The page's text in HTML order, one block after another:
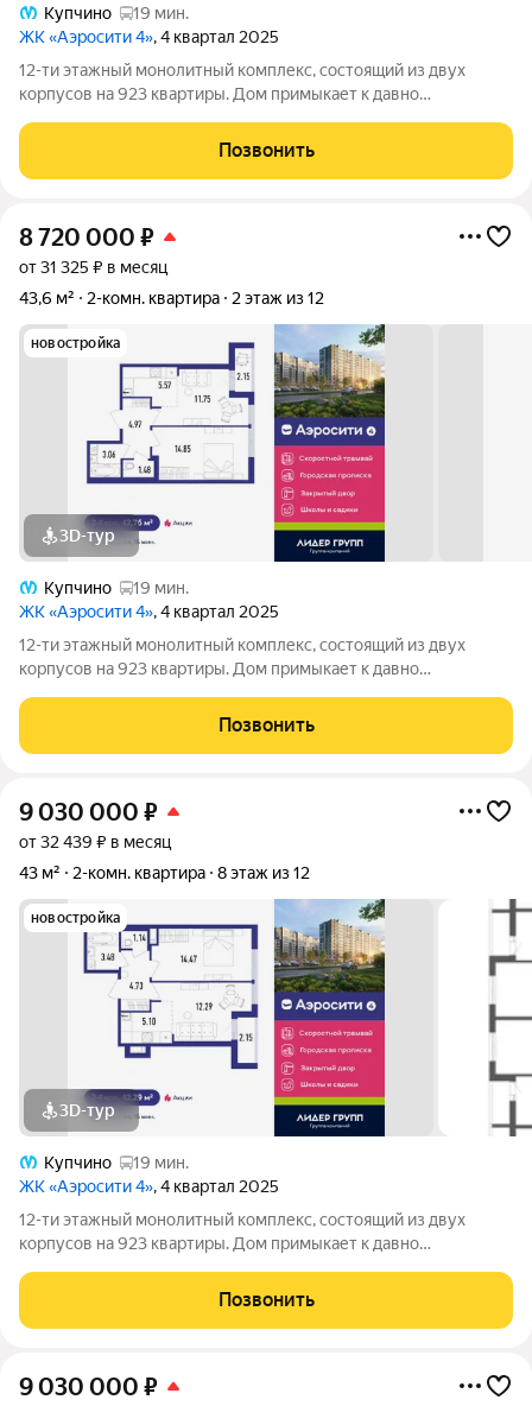
Купчино
19 мин.
ЖК «Аэросити 4», 4 квартал 2025
12-ти этажный монолитный комплекс, состоящий из двух
корпусов на 923 квартиры. Дом примыкает к давно
остановки общественного транспорта, магазины и социальные
учреждения. В составе проекта возводится
Позвонить
8 720 000 ₽
от 31 325 ₽ в месяц
43,6 м²
2-комн. квартира 2 этаж из 12
новостройка
3D-тур
Купчино
19 мин.
ЖК «Аэросити 4», 4 квартал 2025
12-ти этажный монолитный комплекс, состоящий из двух
корпусов на 923 квартиры. Дом примыкает к давно
остановки общественного транспорта, магазины и социальные
учреждения. В составе проекта возводится
Позвонить
9 030 000 ₽
от 32 439 ₽ в месяц
43 м²
2-комн. квартира 8 этаж из 12
новостройка
3D-тур
Купчино
19 мин.
ЖК «Аэросити 4», 4 квартал 2025
12-ти этажный монолитный комплекс, состоящий из двух
корпусов на 923 квартиры. Дом примыкает к давно
остановки общественного транспорта, магазины и социальные
учреждения. В составе проекта возводится
Позвонить
9 030 000 ₽